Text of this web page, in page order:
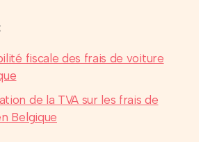
fiscale des frais de voiture
de la TVA sur les frais de
Belgique